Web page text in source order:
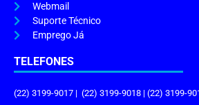
Webmail
Suporte Técnico
Emprego Já
TELEFONES
(22) 3199-9017 | (22) 3199-9018 | (22) 3199-